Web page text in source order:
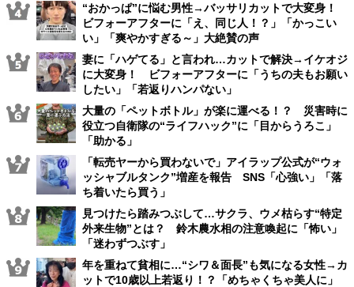
“おかっぱ”に悩む男性→バッサリカットで大変身！
ビフォーアフターに「え、同じ人！？」「かっこい
い」「爽やかすぎる～」大絶賛の声
妻に「ハゲてる」と言われ…カットで解決→イケオジ
に大変身！ ビフォーアフターに「うちの夫もお願い
したい」「若返りハンパない」
大量の「ペットボトル」が楽に運べる！？ 災害時に
役立つ自衛隊の“ライフハック”に「目からうろこ」
「助かる」
「転売ヤーから買わないで」アイラップ公式が“ウォ
ッシャブルタンク”増産を報告 SNS「心強い」「落
ち着いたら買う」
見つけたら踏みつぶして…サクラ、ウメ枯らす“特定
外来生物”とは？ 鈴木農水相の注意喚起に「怖い」
「迷わずつぶす」
年を重ねて貧相に…“シワ＆面長”も気になる女性→カ
ットで10歳以上若返り！？「めちゃくちゃ美人に」